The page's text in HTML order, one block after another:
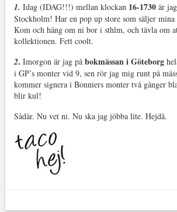
1. Idag (IDAG!!!) mellan klockan 16-1730är
Stockholm! Har en pop up store som säljer mina
Kom och häng om ni bor i sthlm, och tävla om
kollektionen. Fett coolt.
2. Imorgon är jag på bokmässan i Göteborg
i GP’s monter vid 9, sen rör jag mig runt på
kommer signera i Bonniers monter två gånger
blir kul!
Sådär. Nu vet ni. Nu ska jag jöbba lite. Hejdå.